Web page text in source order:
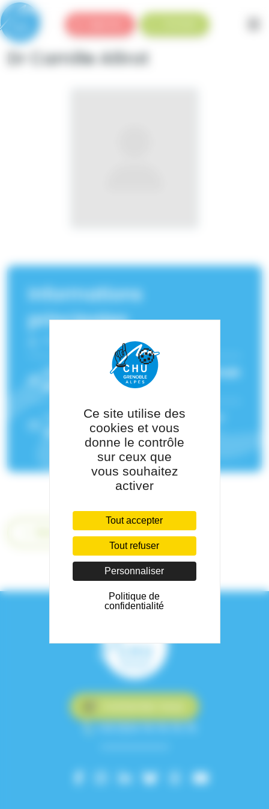
Dr Camille Allirot
Informations
principales
Néphro-pédiatre
Service(s) de rattachement :
Néphrologie
Pédiatrie polyvalente
Pôle de rattachement :Pôle Pédiatrie-
Génétique
+33 (0)4 76 76 75 75
Panneau de gestion des cookies
Ce site utilise des
cookies et vous
donne le contrôle
sur ceux que
vous souhaitez
activer
Tout accepter
Tout refuser
Personnaliser
Politique de
confidentialité